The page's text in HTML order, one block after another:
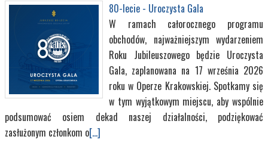
80-lecie - Uroczysta Gala
W ramach całorocznego programu
obchodów, najważniejszym wydarzeniem
Roku Jubileuszowego będzie Uroczysta
Gala, zaplanowana na 17 września 2026
roku w Operze Krakowskiej. Spotkamy się
w tym wyjątkowym miejscu, aby wspólnie
podsumować osiem dekad naszej działalności, podziękować
zasłużonym członkom o[...]